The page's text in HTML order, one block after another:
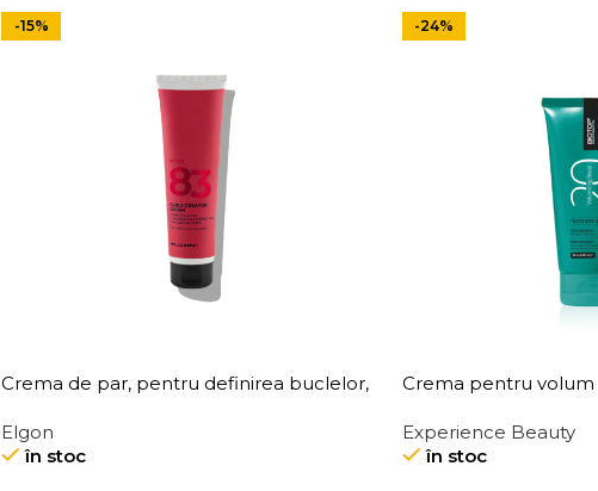
-15%
Crema de par, pentru definirea buclelor,
Elgon
în stoc
-24%
Crema pentru volum
Cream
Experience Beauty
în stoc